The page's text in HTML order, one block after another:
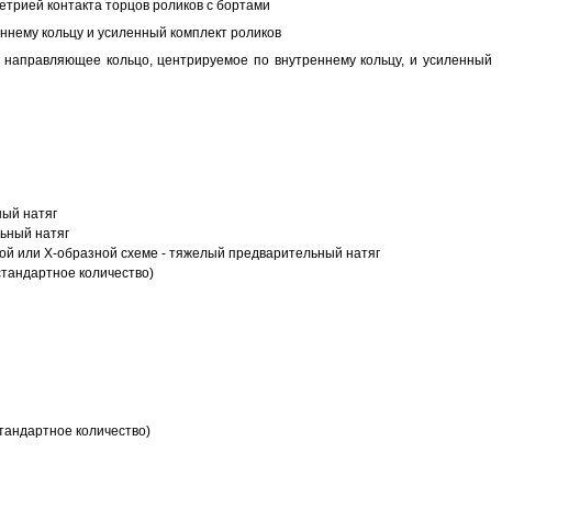
контакта торцов роликов с бортами
кольцу и усиленный комплект роликов
кольцо, центрируемое по внутреннему кольцу, и усиленный
натяг
натяг
или Х-образной схеме - тяжелый предварительный натяг
количество)
количество)